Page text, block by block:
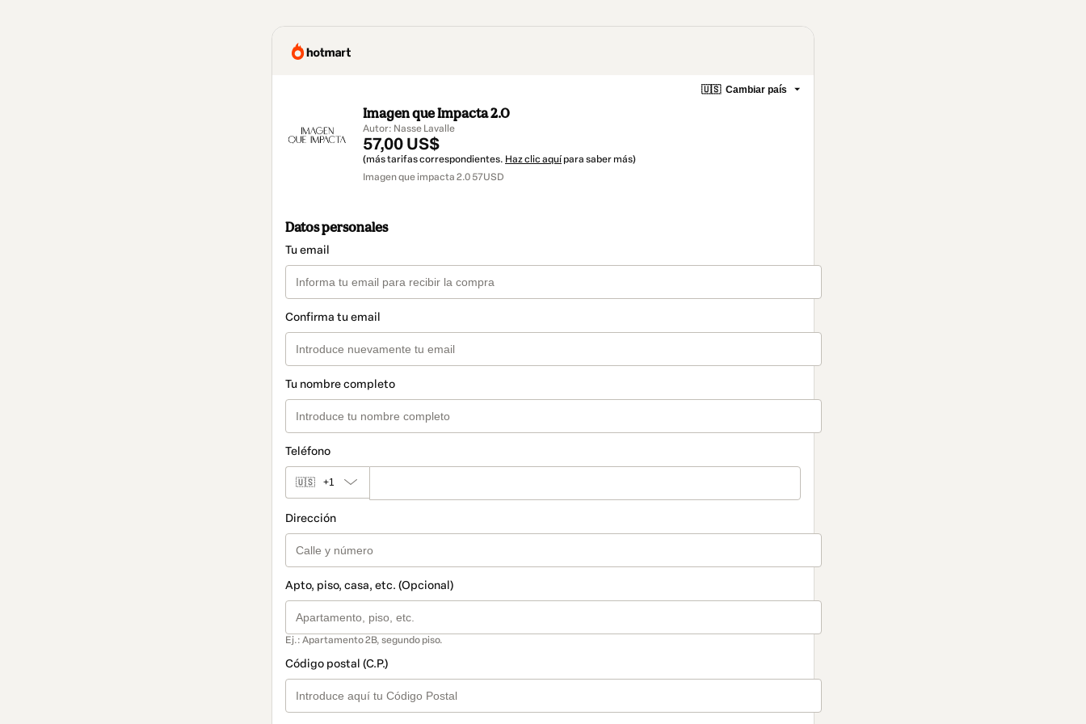
🇺🇸 Cambiar país
Imagen que Impacta 2.0
Autor: Nasse Lavalle
57,00 US$
(más tarifas correspondientes. Haz clic aquí para saber más)
Imagen que impacta 2.0 57USD
Datos personales
Tu email
Confirma tu email
Tu nombre completo
Teléfono
🇺🇸 +1
Dirección
Apto, piso, casa, etc. (Opcional)
Ej.: Apartamento 2B, segundo piso.
Código postal (C.P.)